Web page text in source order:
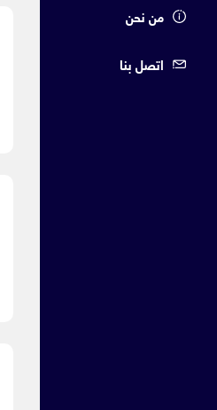
من نحن
اتصل بنا